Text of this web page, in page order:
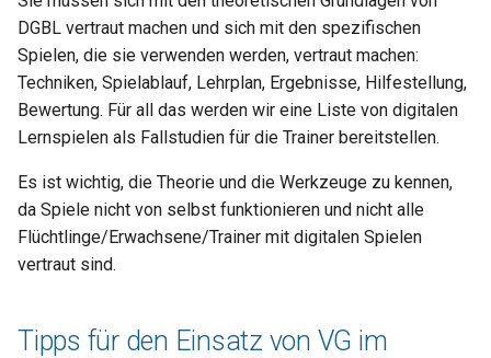
DGBL vertraut machen und sich mit den spezifischen
Spielen, die sie verwenden werden, vertraut machen:
Techniken, Spielablauf, Lehrplan, Ergebnisse, Hilfestellung,
Bewertung. Für all das werden wir eine Liste von digitalen
Lernspielen als Fallstudien für die Trainer bereitstellen.
Es ist wichtig, die Theorie und die Werkzeuge zu kennen,
da Spiele nicht von selbst funktionieren und nicht alle
Flüchtlinge/Erwachsene/Trainer mit digitalen Spielen
vertraut sind.
Tipps für den Einsatz von VG im